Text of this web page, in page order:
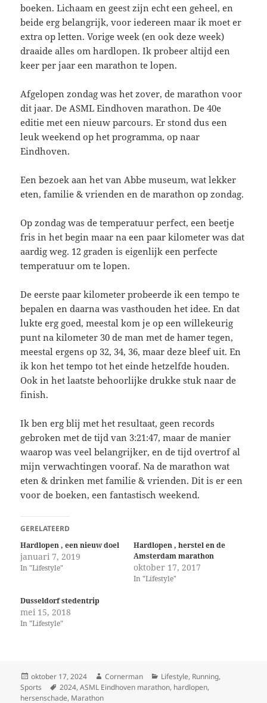
boeken. Lichaam en geest zijn echt een geheel, en
beide erg belangrijk, voor iedereen maar ik moet er
extra op letten. Vorige week (en ook deze week)
draaide alles om hardlopen. Ik probeer altijd een
keer per jaar een marathon te lopen.
Afgelopen zondag was het zover, de marathon voor
dit jaar. De ASML Eindhoven marathon. De 40e
editie met een nieuw parcours. Er stond dus een
leuk weekend op het programma, op naar
Eindhoven.
Een bezoek aan het van Abbe museum, wat lekker
eten, familie & vrienden en de marathon op zondag.
Op zondag was de temperatuur perfect, een beetje
fris in het begin maar na een paar kilometer was dat
aardig weg. 12 graden is eigenlijk een perfecte
temperatuur om te lopen.
De eerste paar kilometer probeerde ik een tempo te
bepalen en daarna was vasthouden het idee. En dat
lukte erg goed, meestal kom je op een willekeurig
punt na kilometer 30 de man met de hamer tegen,
meestal ergens op 32, 34, 36, maar deze bleef uit. En
ik kon het tempo tot het einde hetzelfde houden.
Ook in het laatste behoorlijke drukke stuk naar de
finish.
Ik ben erg blij met het resultaat, geen records
gebroken met de tijd van 3:21:47, maar de manier
waarop was veel belangrijker, en de tijd overtrof al
mijn verwachtingen vooraf. Na de marathon wat
eten & drinken met familie & vrienden. Dit is er een
voor de boeken, een fantastisch weekend.
GERELATEERD
Hardlopen , een nieuw doel
januari 7, 2019
In "Lifestyle"
Hardlopen , herstel en de
Amsterdam marathon
oktober 17, 2017
In "Lifestyle"
Dusseldorf stedentrip
mei 15, 2018
In "Lifestyle"
Geplaatst
op
oktober 17, 2024 Auteur
Cornerman Categorieën
Lifestyle, Running,
Sports
Tags
2024,ASML Eindhoven marathon, hardlopen,
hersenschade, Marathon